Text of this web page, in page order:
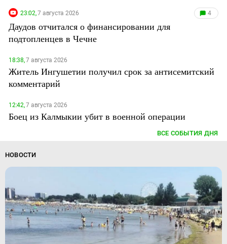
23:02,7 августа 2026 4
Даудов отчитался о финансировании для
подтопленцев в Чечне
18:38,7 августа 2026
Житель Ингушетии получил срок за антисемитский
комментарий
12:42,7 августа 2026
Боец из Калмыкии убит в военной операции
ВСЕ СОБЫТИЯ ДНЯ
НОВОСТИ